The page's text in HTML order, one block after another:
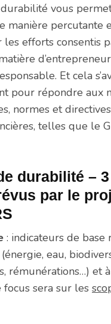
vous
manière percutante
les efforts consentis
Et cela
pour répondre aux
normes et
telles que le
durabilité – 3
par le
: indicateurs de base
eau,
rémunérations…) et
focus sera sur les